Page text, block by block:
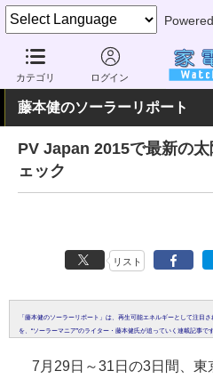
カテゴリ ログイン
家電 Watch エネルギー エネル
藤本健のソーラーリポート
PV Japan 2015で最新の
ェック
リスト
「藤本健のソーラーリポート」は、再生可能エネルギーとして注目
を、“ソーラーマニア”のライター・藤本健氏が追っていく連載記事で
7月29日～31日の3日間、東